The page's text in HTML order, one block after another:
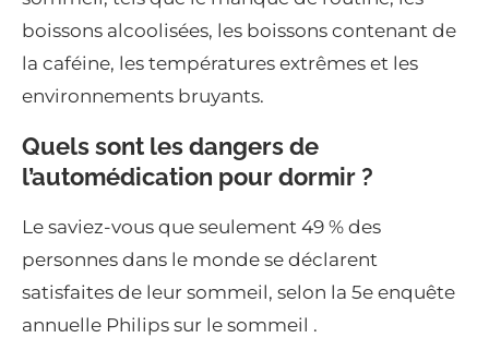
boissons alcoolisées, les boissons contenant de
la caféine, les températures extrêmes et les
environnements bruyants.
Quels sont les dangers de
l’automédication pour dormir ?
Le saviez-vous que seulement 49 % des
personnes dans le monde se déclarent
satisfaites de leur sommeil, selon la 5e enquête
annuelle Philips sur le sommeil .